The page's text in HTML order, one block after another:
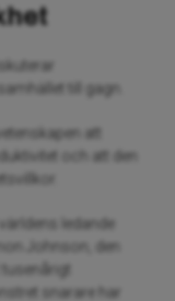
till gagn.
att
och att den
ledande
Johnson, den
snarare har